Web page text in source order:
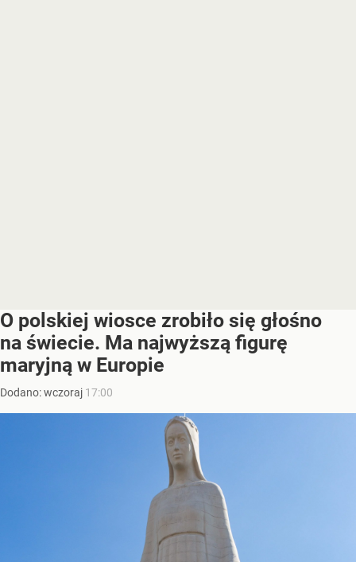
O polskiej wiosce zrobiło się głośno
na świecie. Ma najwyższą figurę
maryjną w Europie
Dodano:wczoraj 17:00